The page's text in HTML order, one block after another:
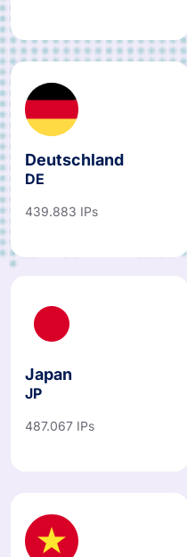
Deutschland
DE
Japan
JP